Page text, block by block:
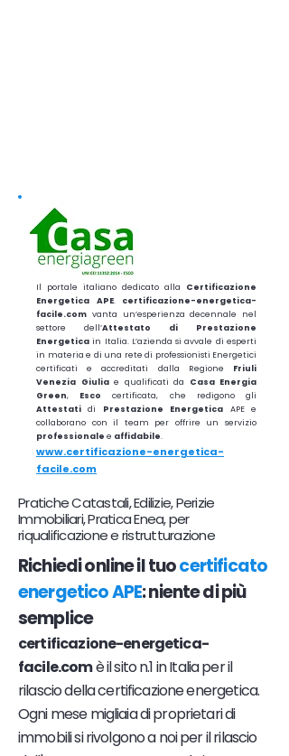
Il portale italiano dedicato alla Certificazione
Energetica APE. certificazione-energetica-
facile.com vanta un’esperienza decennale nel
settore dell’Attestato di Prestazione
Energetica in Italia. L’azienda si avvale di esperti
in materia e di una rete di professionisti Energetici
certificati e accreditati dalla Regione Friuli
Venezia Giuliae qualificati da
Casa Energia
Green, Escocertificata, che redigono gli
Attestatidi Prestazione Energetica APE e
collaborano con il team per offrire un servizio
professionale e affidabile.
www.certificazione-energetica-
facile.com
Pratiche Catastali, Edilizie, Perizie
Immobiliari, Pratica Enea, per
riqualificazione e ristrutturazione
Richiedi online il tuocertificato
energetico APE: niente di più
semplice
certificazione-energetica-
facile.comè il sito n.1 in Italia per il
rilascio della certificazione energetica.
Ogni mese migliaia di proprietari di
immobili si rivolgono a noi per il rilascio